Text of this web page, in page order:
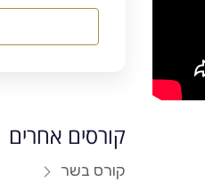
קורסים אחרים
קורס בשר